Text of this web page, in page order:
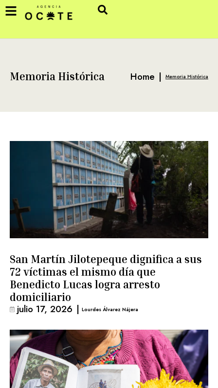
Memoria Histórica Home | Memoria Histórica
San Martín Jilotepeque dignifica a sus
72 víctimas el mismo día que
Benedicto Lucas logra arresto
domiciliario
julio 17, 2026 | Lourdes Álvarez Nájera